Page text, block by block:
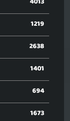
1219
2638
1401
694
1673